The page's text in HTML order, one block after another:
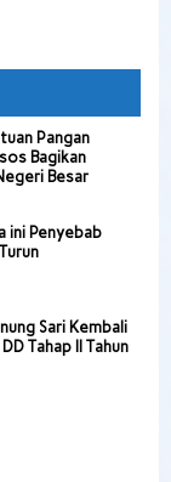
Pangan
Bagikan
Besar
ini Penyebab
Sari Kembali
Tahap II Tahun